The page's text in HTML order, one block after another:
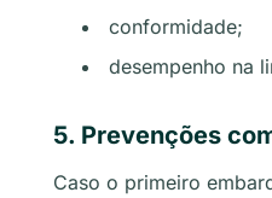
conformidade;
desempenho na
5. Prevenções
Caso o primeiro